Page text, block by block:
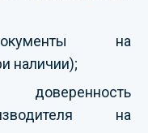
на
наличии);
на